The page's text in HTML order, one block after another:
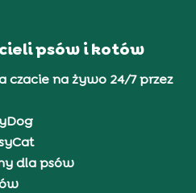
psów i kotów
czacie na żywo 24/7 przez
dla psów